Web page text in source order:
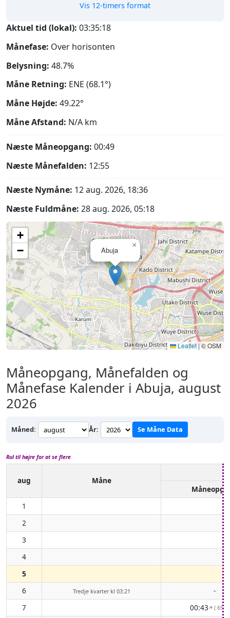
Vis 12-timers format
Aktuel tid (lokal): 03:35:19
Månefase: Over horisonten
Belysning: 48.7%
Måne Retning: ENE (68.1°)
Måne Højde: 49.22°
Måne Afstand: N/A km
Næste Måneopgang: 00:49
Næste Månefalden: 12:55
Næste Nymåne: 12 aug. 2026, 18:36
Næste Fuldmåne: 28 aug. 2026, 05:18
Abuja
×
+
−
Leaflet |© OSM
Måneopgang, Månefalden og
Månefase Kalender i Abuja, august
2026
Måned: År: Se Måne Data
Rul til højre for at se flere
aug
Måne
1
2
3
4
5
6
Tredje kvarter kl 03:21
-
7
00:43↑( 65°